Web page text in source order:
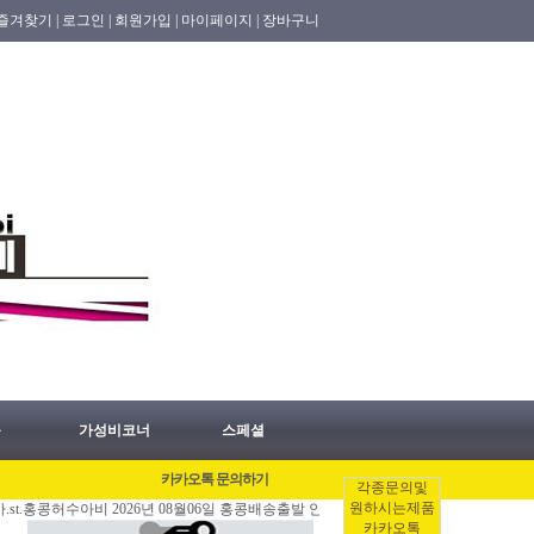
각종문의및
원하시는제품
카카오톡
찾기 | 로그인 | 회원가입 | 마이페이지 | 장바구니
가성비코너 스페셜
카카오톡 문의하기
콩허수아비 2026년 08월06일 홍콩배송출발 안내 공지.
[08/06]#홍콩명품쇼핑